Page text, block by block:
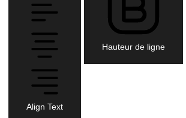
Align Text
Hauteur de ligne